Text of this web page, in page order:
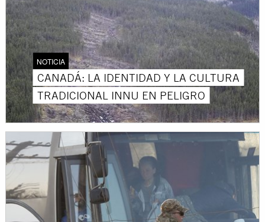
NOTICIA
CANADÁ: LA IDENTIDAD Y LA CULTURA
TRADICIONAL INNU EN PELIGRO